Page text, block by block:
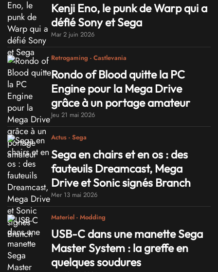
Kenji Eno, le punk de Warp qui a
défié Sony et Sega
Mar 2 juin 2026
Retrogaming - Castlevania
Rondo of Blood quitte la PC
Engine pour la Mega Drive
grâce à un portage amateur
Jeu 21 mai 2026
Actus - Sega
Sega en chairs et en os : des
fauteuils Dreamcast, Mega
Drive et Sonic signés Branch
Mer 13 mai 2026
Materiel - Modding
USB-C dans une manette Sega
Master System : la greffe en
quelques soudures